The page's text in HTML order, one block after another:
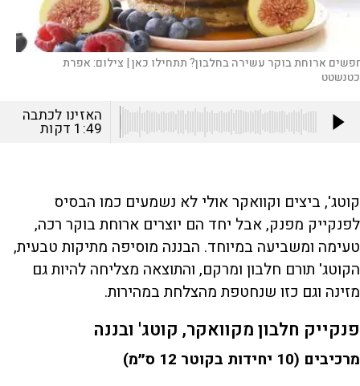
ארוחת בוקר עשירה בחלבון? תתחילו כאן | צילום:אפרת
האזינו לכתבה
1:49 דקות
קוטג', ביצים וקוואקר אולי לא נשמעים כמו הבסיס
לפנקייק מפנק, אבל יחד הם יוצרים ארוחת בוקר רכה,
טעימה ומשביעה במיוחד. הבננה מוסיפה מתיקות טבעית,
הקוטג' תורם חלבון ומרקם, והתוצאה מצליחה להיות גם
מזינה וגם כזו שנחטפת מהצלחת במהירות.
פנקייק חלבון מקוואקר, קוטג' ובננה
מרכיבים (10 יחידות בקוטר 12 ס״מ)